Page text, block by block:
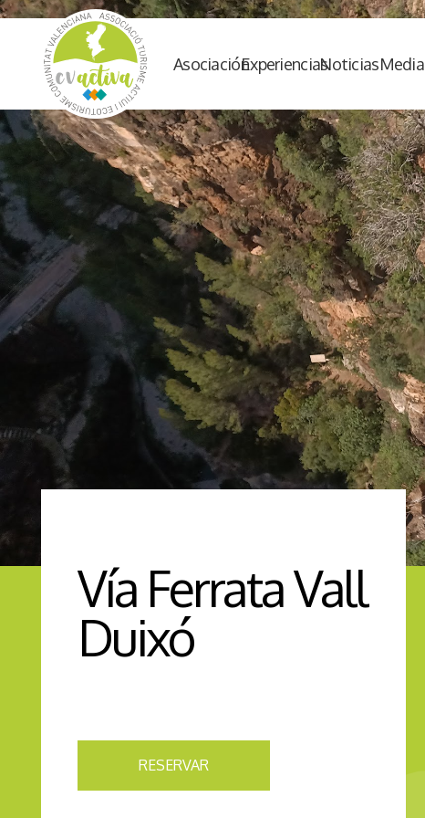
AsociaciónExperienciasNoticiasMedia
Vía Ferrata Vall
Duixó
RESERVAR